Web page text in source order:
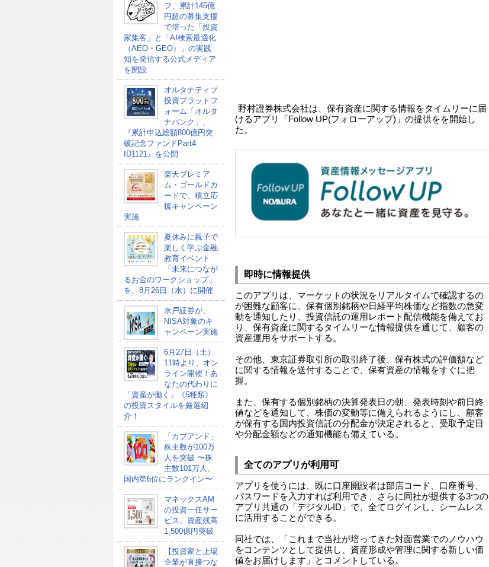
フ、累計145億
円超の募集支援
で培った「投資
家集客」と「AI検索最適化
（AEO・GEO）」の実践
知を発信する公式メディア
を開設
オルタナティブ
投資プラットフ
ォーム「オルタ
ナバンク」、
『累計申込総額800億円突
破記念ファンドPart4
ID1121』を公開
楽天プレミア
ム・ゴールドカ
ードで、積立応
援キャンペーン
実施
夏休みに親子で
楽しく学ぶ金融
教育イベント
「未来につなが
るお金のワークショップ」
を、8月26日（水）に開催
水戸証券が、
NISA対象のキ
ャンペーン実施
6月27日（土）
11時より、オン
ライン開催！あ
なたの代わりに
「資産が働く」《5種類》
の投資スタイルを厳選紹
介！
「カブアンド」
株主数が100万
人を突破 〜株
主数101万人、
国内第6位にランクイン〜
マネックスAM
の投資一任サー
ビス、資産残高
1,500億円突破
【投資家と上場
企業が直接つな
野村證券株式会社は、保有資産に関する情報をタイムリーに届
けるアプリ「Follow UP(フォローアップ)」の提供をを開始し
た。
即時に情報提供
このアプリは、マーケットの状況をリアルタイムで確認するの
が困難な顧客に、保有個別銘柄や日経平均株価など指数の急変
動を通知したり、投資信託の運用レポート配信機能を備えてお
り、保有資産に関するタイムリーな情報提供を通じて、顧客の
資産運用をサポートする。
その他、東京証券取引所の取引終了後、保有株式の評価額など
に関する情報を送付することで、保有資産の情報をすぐに把
握。
また、保有する個別銘柄の決算発表日の朝、発表時刻や前日終
値などを通知して、株価の変動等に備えられるようにし、顧客
が保有する国内投資信託の分配金が決定されると、受取予定日
や分配金額などの通知機能も備えている。
全てのアプリが利用可
アプリを使うには、既に口座開設者は部店コード、口座番号、
パスワードを入力すれば利用でき、さらに同社が提供する3つの
アプリ共通の「デジタルID」で、全てログインし、シームレス
に活用することができる。
同社では、「これまで当社が培ってきた対面営業でのノウハウ
をコンテンツとして提供し、資産形成や管理に関する新しい価
値をお届けします」とコメントしている。